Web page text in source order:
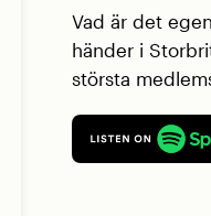
Vad är det
händer i
största